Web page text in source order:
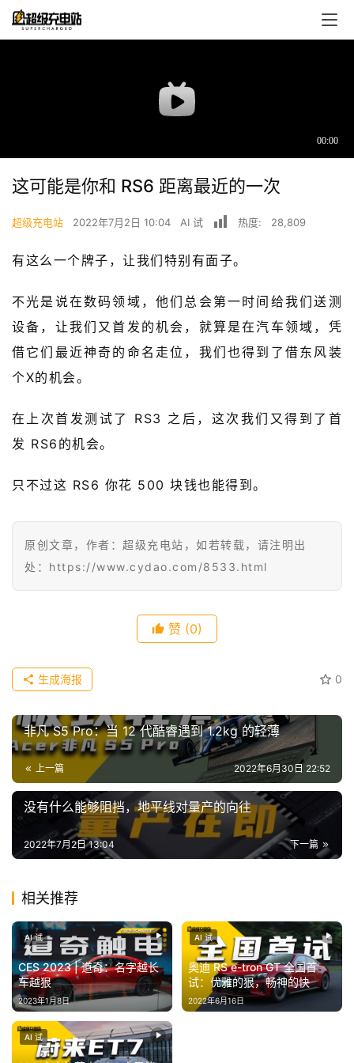
首
页
超
报
级
态
开
新
中
国
有
瓜
I
冒
险
家
新
资
于
我
们
注册
这可能是你和 RS6 距离最近的一次
超级充电站 2022年7月2日 10:04 AI 试 热度: 28,809
有这么一个牌子，让我们特别有面子。
不光是说在数码领域，他们总会第一时间给我们送测
设备，让我们又首发的机会，就算是在汽车领域，凭
借它们最近神奇的命名走位，我们也得到了借东风装
个X的机会。
在上次首发测试了 RS3 之后，这次我们又得到了首
发 RS6的机会。
只不过这 RS6 你花 500 块钱也能得到。
原创文章，作者：超级充电站，如若转载，请注明出
处：https://www.cydao.com/8533.html
赞 (0)
0
生成海报
非凡 S5 Pro：当 12 代酷睿遇到 1.2kg 的轻薄
上一篇 2022年6月30日 22:52
没有什么能够阻挡，地平线对量产的向往
下一篇
2022年7月2日 13:04
相关推荐
CES 2023 | 道奇：名字越长
车越狠
2023年1月8日
AI 试
奥迪 RS e-tron GT 全国首
试：优雅的狠，畅神的快
2022年6月16日
AI 试
AI 试